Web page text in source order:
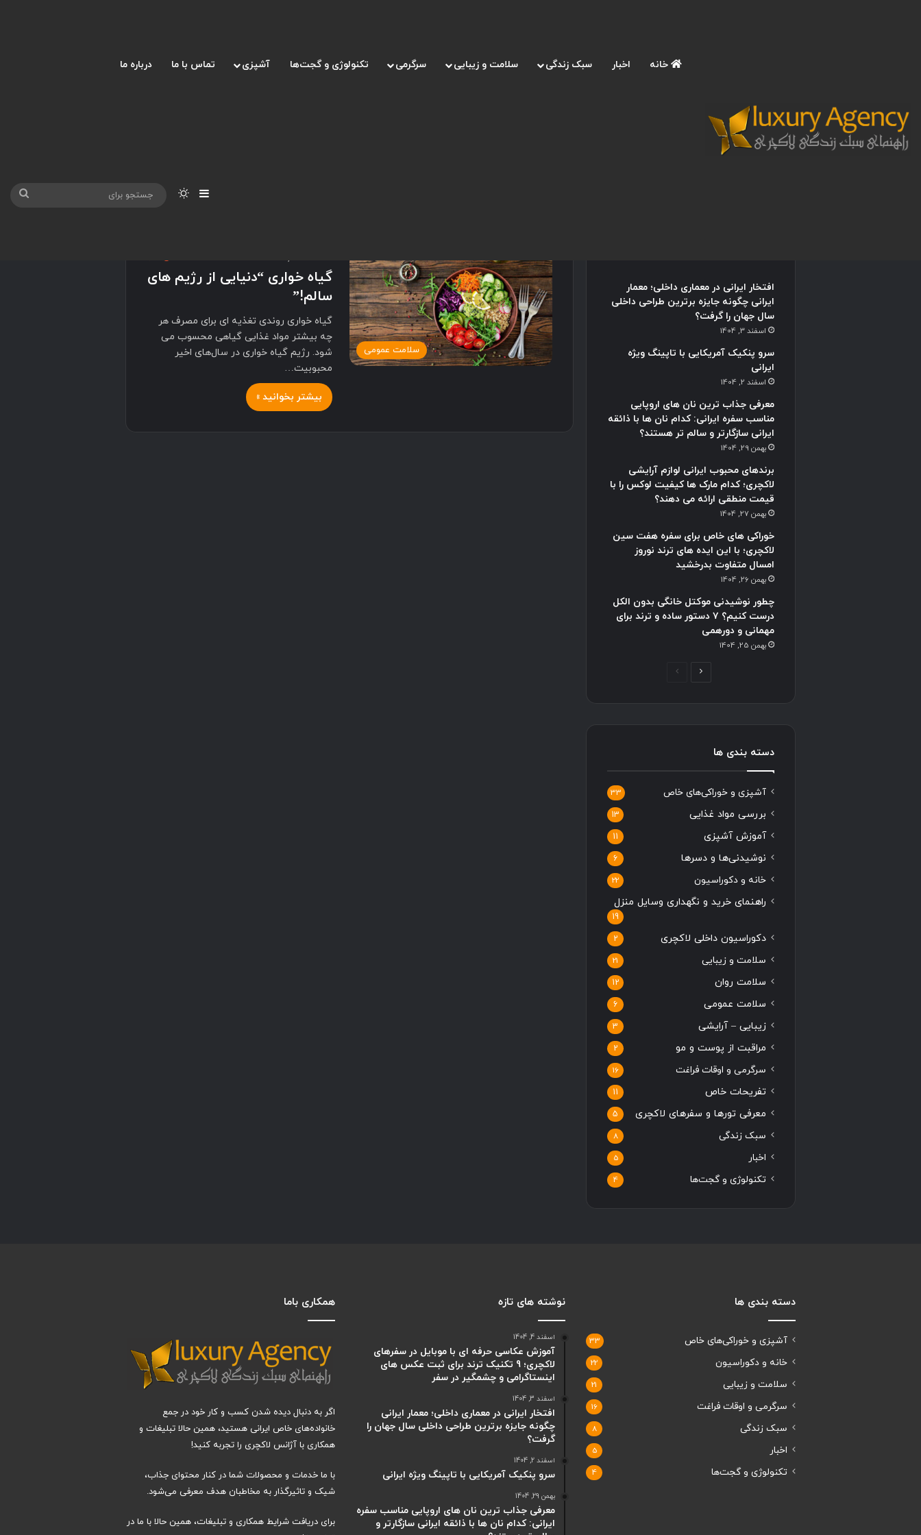
خانه اخبار سبک زندگی سلامت و زیبایی سرگرمی تکنولوژی و گجت‌ها آشپزی تماس با ما درباره ما
نوارکناریتغییر پوسته
سلامت عمومی
گیاه خواری “دنیایی از رژیم های
سالم!”
گیاه خواری روندی تغذیه ای برای مصرف هر
چه بیشتر مواد غذایی گیاهی محسوب می
شود. رژیم گیاه خواری در سال‌های اخیر
محبوبیت…
بیشتر بخوانید »
نوشته های تازه
افتخار ایرانی در معماری داخلی؛ معمار
ایرانی چگونه جایزه برترین طراحی داخلی
سال جهان را گرفت؟
اسفند 3, 1404
سرو پنکیک آمریکایی با تاپینگ ویژه
ایرانی
اسفند 2, 1404
معرفی جذاب ترین نان های اروپایی
مناسب سفره ایرانی: کدام نان ها با ذائقه
ایرانی سازگارتر و سالم تر هستند؟
بهمن 29, 1404
برندهای محبوب ایرانی لوازم آرایشی
لاکچری؛ کدام مارک ها کیفیت لوکس را با
قیمت منطقی ارائه می دهند؟
بهمن 27, 1404
خوراکی های خاص برای سفره هفت سین
لاکچری؛ با این ایده های ترند نوروز
امسال متفاوت بدرخشید
بهمن 26, 1404
چطور نوشیدنی موکتل خانگی بدون الکل
درست کنیم؟ ۷ دستور ساده و ترند برای
مهمانی و دورهمی
بهمن 25, 1404
ل
دسته بندی ها
آشپزی و خوراکی‌های خاص 33
بررسی مواد غذایی 13
آموزش آشپزی 11
نوشیدنی‌ها و دسرها 6
خانه و دکوراسیون 22
راهنمای خرید و نگهداری وسایل منزل
19
دکوراسیون داخلی لاکچری 2
سلامت و زیبایی 21
سلامت روان 12
سلامت عمومی 6
زیبایی – آرایشی 3
مراقبت از پوست و مو 2
سرگرمی و اوقات فراغت 16
تفریحات خاص 11
معرفی تورها و سفرهای لاکچری 5
سبک زندگی 8
اخبار 5
تکنولوژی و گجت‌ها 4
دسته بندی ها
آشپزی و خوراکی‌های خاص 33
خانه و دکوراسیون 22
سلامت و زیبایی 21
سرگرمی و اوقات فراغت 16
سبک زندگی 8
اخبار 5
تکنولوژی و گجت‌ها 4
نوشته های تازه
اسفند 4, 1404
آموزش عکاسی حرفه ای با موبایل در سفرهای
لاکچری؛ 9 تکنیک ترند برای ثبت عکس های
اینستاگرامی و چشمگیر در سفر
اسفند 3, 1404
افتخار ایرانی در معماری داخلی؛ معمار ایرانی
چگونه جایزه برترین طراحی داخلی سال جهان را
گرفت؟
اسفند 2, 1404
سرو پنکیک آمریکایی با تاپینگ ویژه ایرانی
بهمن 29, 1404
معرفی جذاب ترین نان های اروپایی مناسب سفره
ایرانی: کدام نان ها با ذائقه ایرانی سازگارتر و
همکاری باما
اگر به دنبال دیده شدن کسب و کار خود در جمع
خانواده‌های خاص ایرانی هستید، همین حالا تبلیغات و
همکاری با آژانس لاکچری را تجربه کنید!
با ما خدمات و محصولات شما در کنار محتوای جذاب،
شیک و تاثیرگذار به مخاطبان هدف معرفی می‌شود.
برای دریافت شرایط همکاری و تبلیغات، همین حالا با ما در